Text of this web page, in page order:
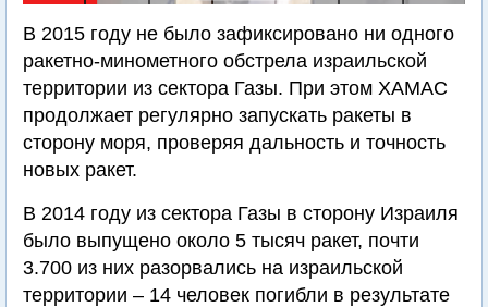
В 2015 году не было зафиксировано ни одного
ракетно-минометного обстрела израильской
территории из сектора Газы. При этом ХАМАС
продолжает регулярно запускать ракеты в
сторону моря, проверяя дальность и точность
новых ракет.
В 2014 году из сектора Газы в сторону Израиля
было выпущено около 5 тысяч ракет, почти
3.700 из них разорвались на израильской
территории – 14 человек погибли в результате